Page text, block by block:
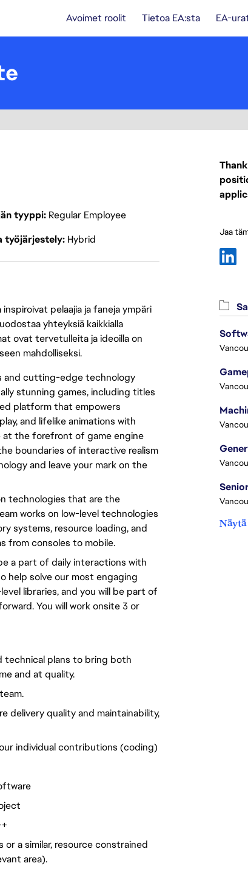
Avoimet roolit Tietoa EA:sta EA-
tyyppi Regular Employee
työjärjestely Hybrid
pelaajia ja faneja ympäri
yhteyksiä kaikkialla
ovat tervetulleita ja ideoilla on
mahdolliseksi.
and cutting-edge technology
stunning games, including titles
platform that empowers
and lifelike animations with
at the forefront of game engine
boundaries of interactive realism
and leave your mark on the
technologies that are the
works on low-level technologies
systems, resource loading, and
from consoles to mobile.
a part of daily interactions with
help solve our most engaging
libraries, and you will be part of
You will work onsite 3 or
technical plans to bring both
and at quality.
delivery quality and maintainability,
individual contributions (coding)
a similar, resource constrained
area).
Jaa